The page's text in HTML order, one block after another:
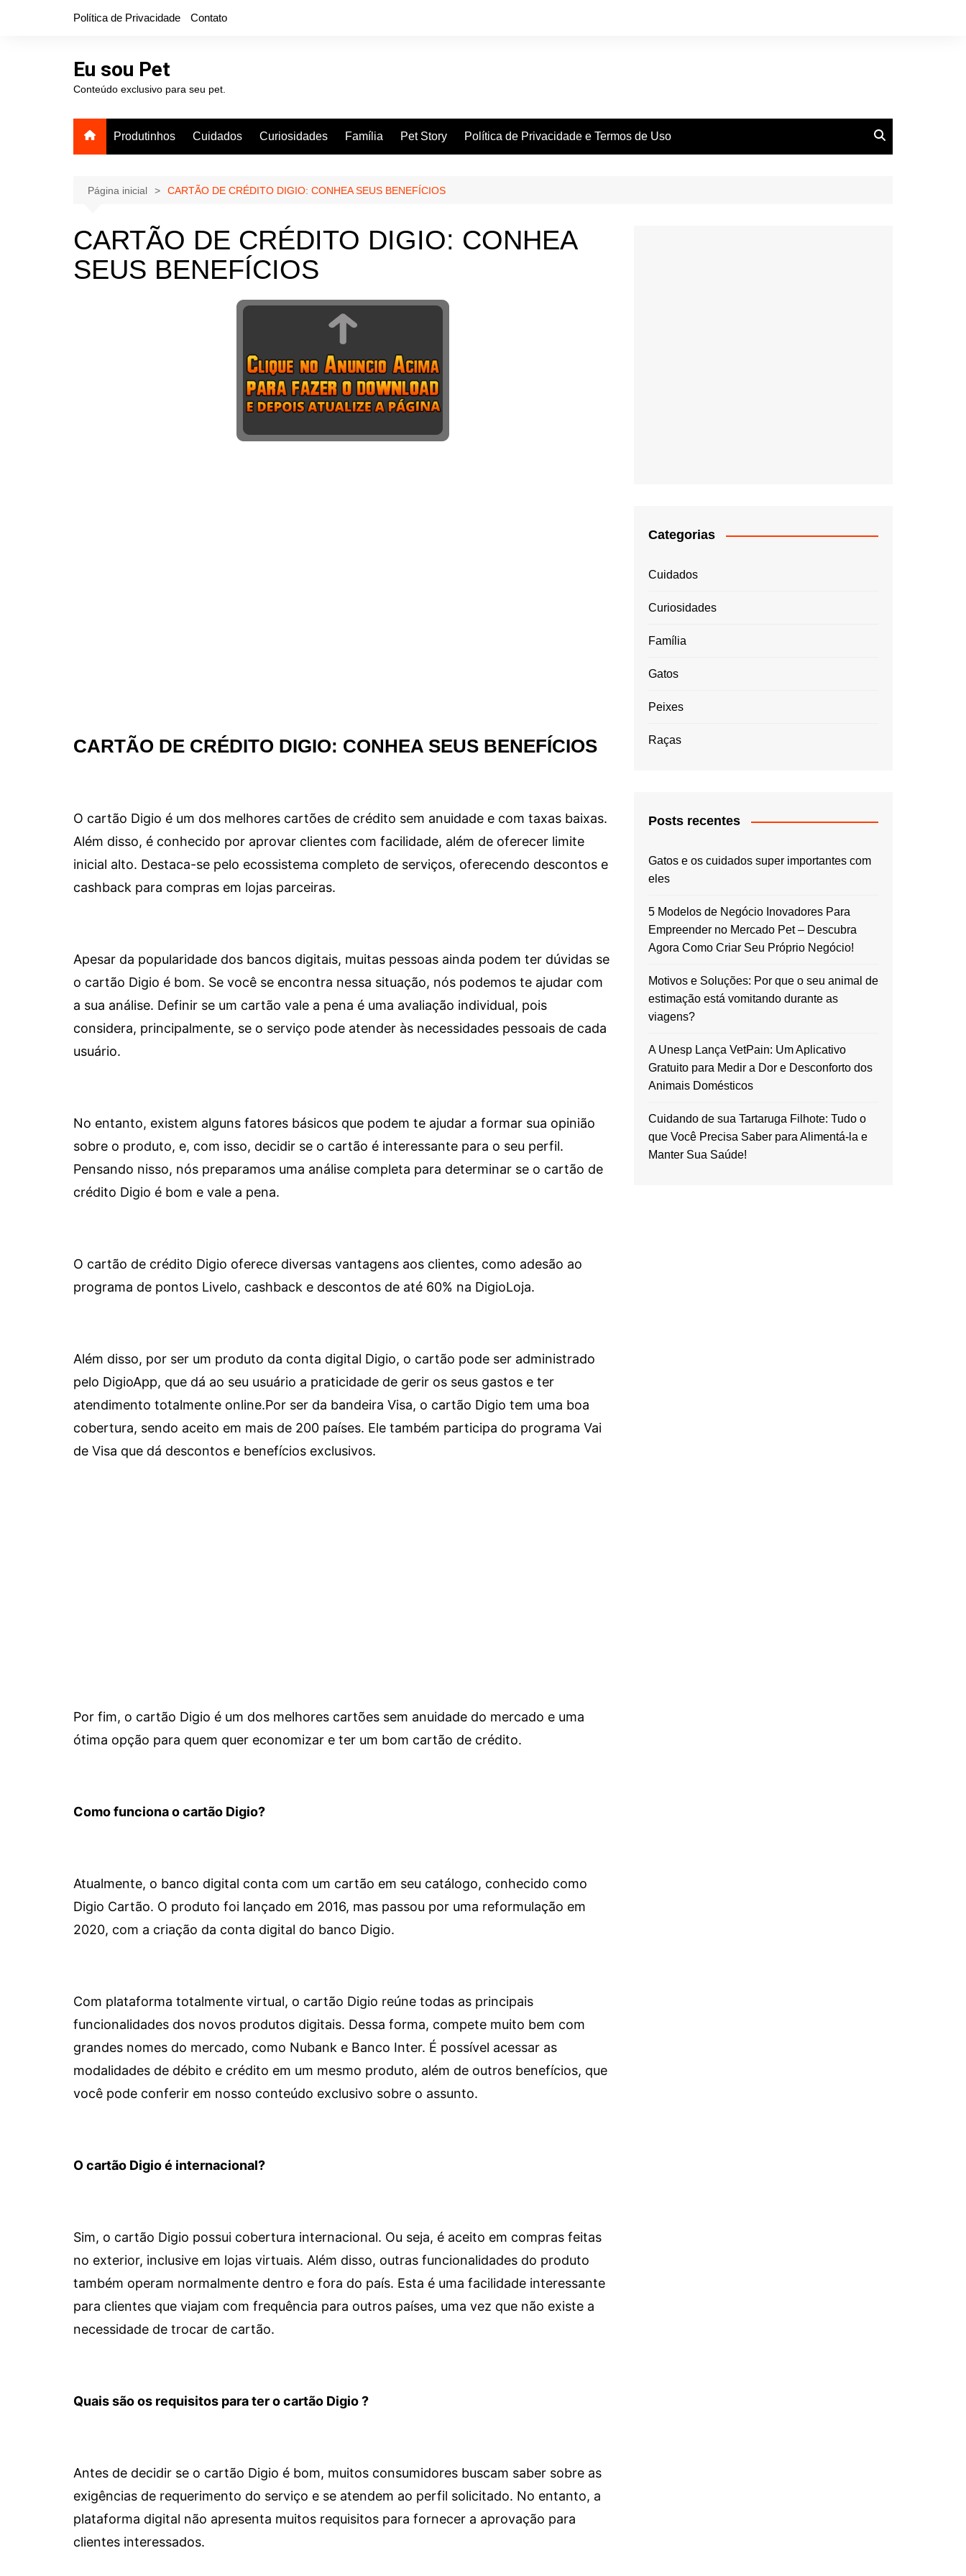
Política de Privacidade Contato
Eu sou Pet
Conteúdo exclusivo para seu pet.
Produtinhos Cuidados Curiosidades Família Pet Story Política de Privacidade e Termos de Uso
Página inicial CARTÃO DE CRÉDITO DIGIO: CONHEA SEUS BENEFÍCIOS
CARTÃO DE CRÉDITO DIGIO: CONHEA
SEUS BENEFÍCIOS
CARTÃO DE CRÉDITO DIGIO: CONHEA SEUS BENEFÍCIOS
O cartão Digio é um dos melhores cartões de crédito sem anuidade e com taxas baixas.
Além disso, é conhecido por aprovar clientes com facilidade, além de oferecer limite
inicial alto. Destaca-se pelo ecossistema completo de serviços, oferecendo descontos e
cashback para compras em lojas parceiras.
Apesar da popularidade dos bancos digitais, muitas pessoas ainda podem ter dúvidas se
o cartão Digio é bom. Se você se encontra nessa situação, nós podemos te ajudar com
a sua análise. Definir se um cartão vale a pena é uma avaliação individual, pois
considera, principalmente, se o serviço pode atender às necessidades pessoais de cada
usuário.
No entanto, existem alguns fatores básicos que podem te ajudar a formar sua opinião
sobre o produto, e, com isso, decidir se o cartão é interessante para o seu perfil.
Pensando nisso, nós preparamos uma análise completa para determinar se o cartão de
crédito Digio é bom e vale a pena.
O cartão de crédito Digio oferece diversas vantagens aos clientes, como adesão ao
programa de pontos Livelo, cashback e descontos de até 60% na DigioLoja.
Além disso, por ser um produto da conta digital Digio, o cartão pode ser administrado
pelo DigioApp, que dá ao seu usuário a praticidade de gerir os seus gastos e ter
atendimento totalmente online.Por ser da bandeira Visa, o cartão Digio tem uma boa
cobertura, sendo aceito em mais de 200 países. Ele também participa do programa Vai
de Visa que dá descontos e benefícios exclusivos.
Por fim, o cartão Digio é um dos melhores cartões sem anuidade do mercado e uma
ótima opção para quem quer economizar e ter um bom cartão de crédito.
Como funciona o cartão Digio?
Atualmente, o banco digital conta com um cartão em seu catálogo, conhecido como
Digio Cartão. O produto foi lançado em 2016, mas passou por uma reformulação em
2020, com a criação da conta digital do banco Digio.
Com plataforma totalmente virtual, o cartão Digio reúne todas as principais
funcionalidades dos novos produtos digitais. Dessa forma, compete muito bem com
grandes nomes do mercado, como Nubank e Banco Inter. É possível acessar as
modalidades de débito e crédito em um mesmo produto, além de outros benefícios, que
você pode conferir em nosso conteúdo exclusivo sobre o assunto.
O cartão Digio é internacional?
Sim, o cartão Digio possui cobertura internacional. Ou seja, é aceito em compras feitas
no exterior, inclusive em lojas virtuais. Além disso, outras funcionalidades do produto
também operam normalmente dentro e fora do país. Esta é uma facilidade interessante
para clientes que viajam com frequência para outros países, uma vez que não existe a
necessidade de trocar de cartão.
Quais são os requisitos para ter o cartão Digio ?
Antes de decidir se o cartão Digio é bom, muitos consumidores buscam saber sobre as
exigências de requerimento do serviço e se atendem ao perfil solicitado. No entanto, a
plataforma digital não apresenta muitos requisitos para fornecer a aprovação para
clientes interessados.
Categorias
Cuidados
Curiosidades
Família
Gatos
Peixes
Raças
Posts recentes
Gatos e os cuidados super importantes com
eles
5 Modelos de Negócio Inovadores Para
Empreender no Mercado Pet – Descubra
Agora Como Criar Seu Próprio Negócio!
Motivos e Soluções: Por que o seu animal de
estimação está vomitando durante as
viagens?
A Unesp Lança VetPain: Um Aplicativo
Gratuito para Medir a Dor e Desconforto dos
Animais Domésticos
Cuidando de sua Tartaruga Filhote: Tudo o
que Você Precisa Saber para Alimentá-la e
Manter Sua Saúde!